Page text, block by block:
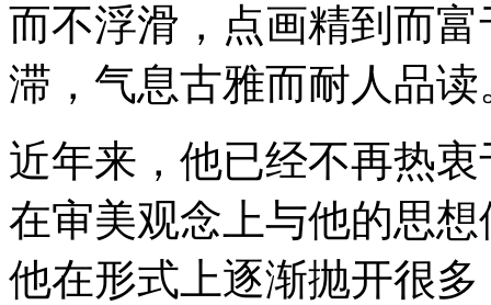
而不浮滑，点画精到而
滞，气息古雅而耐人品读
近年来，他已经不再热
在审美观念上与他的思
他在形式上逐渐抛开很